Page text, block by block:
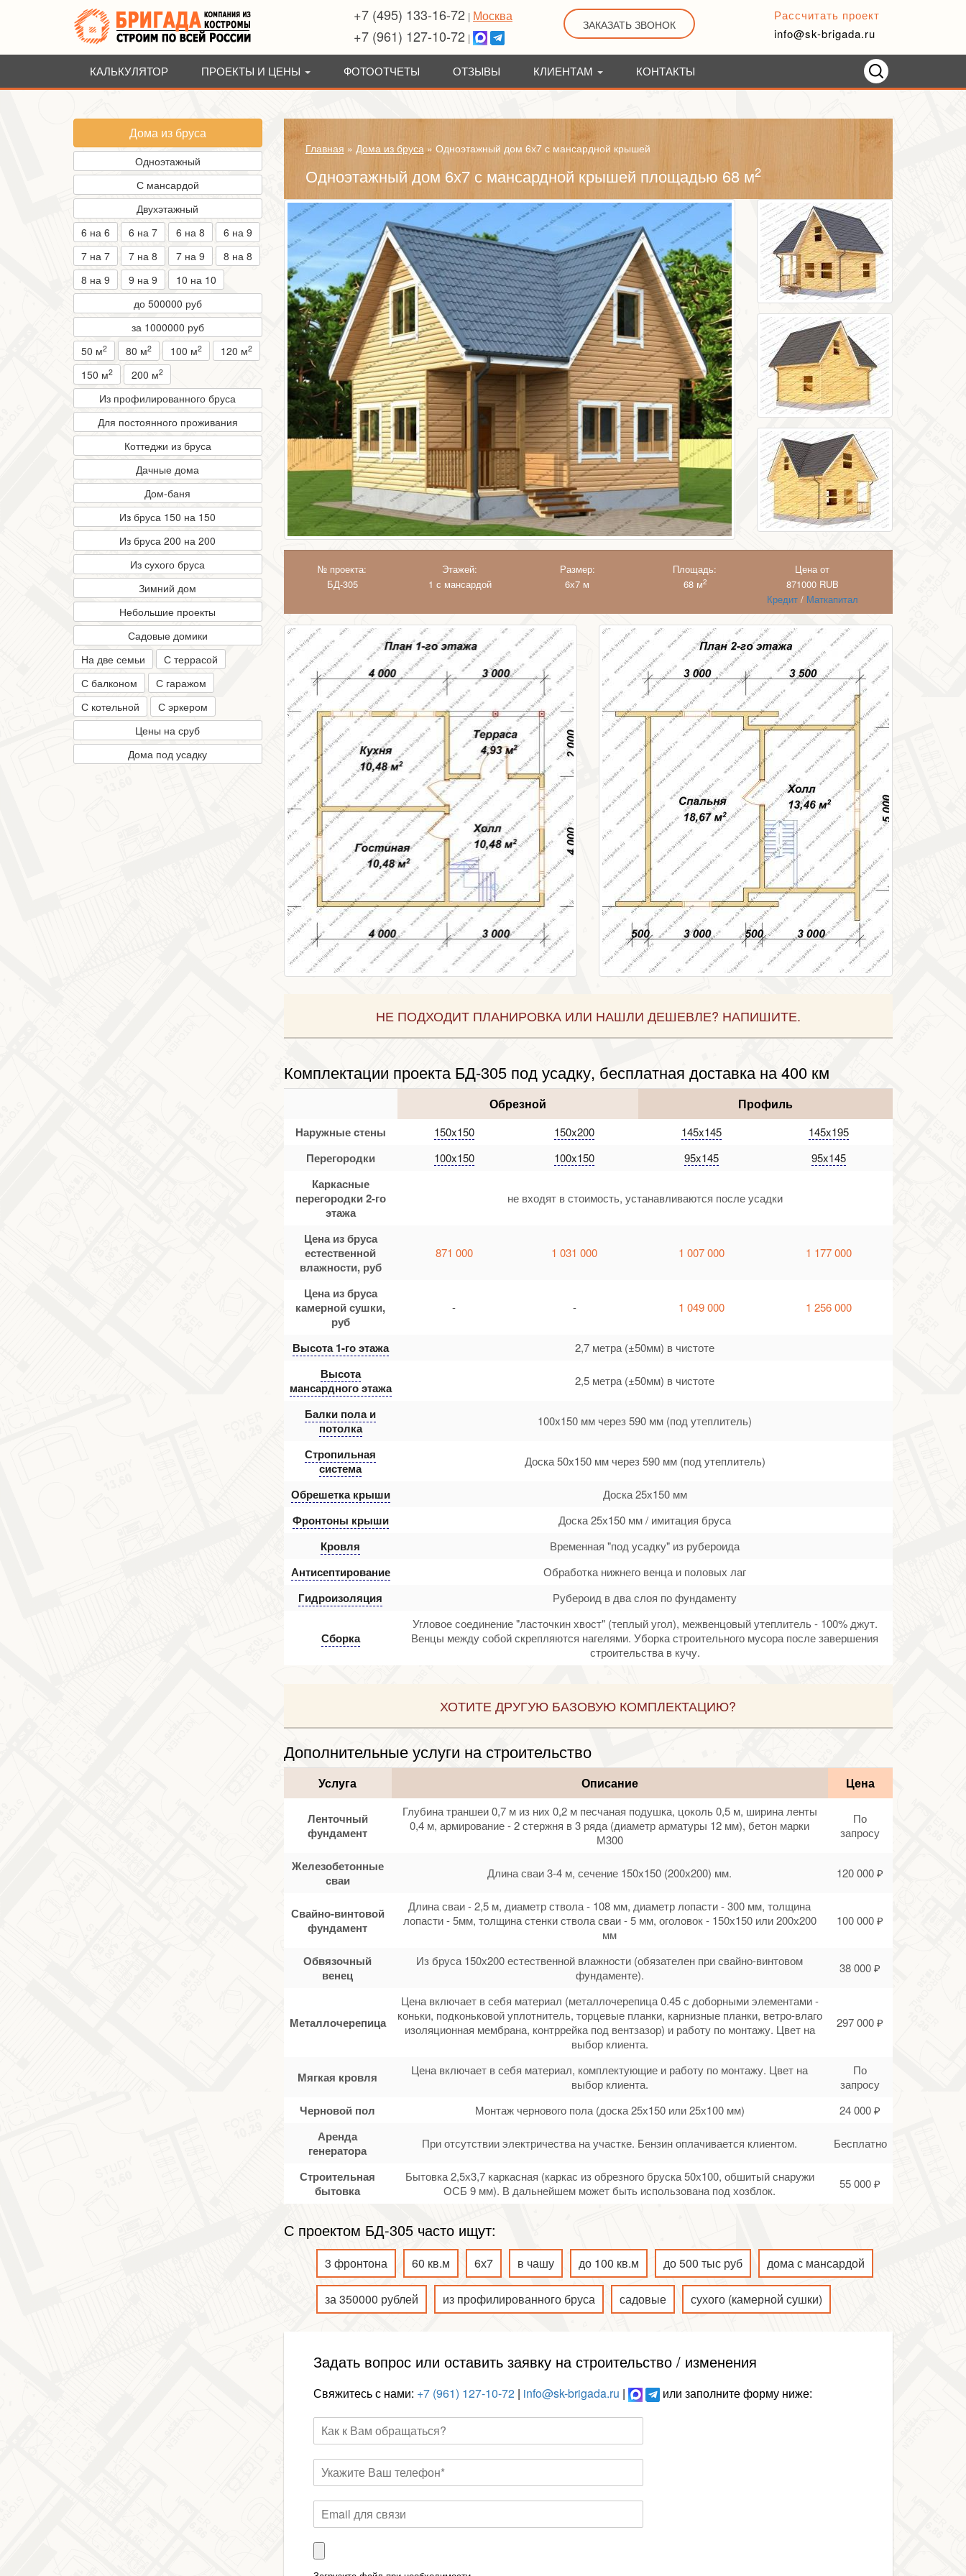
+7 (495) 133-16-72 | Москва
+7 (961) 127-10-72 |
ЗАКАЗАТЬ ЗВОНОК
Рассчитать проект
info@sk-brigada.ru
КАЛЬКУЛЯТОР ПРОЕКТЫ И ЦЕНЫ ФОТООТЧЕТЫ ОТЗЫВЫ КЛИЕНТАМ КОНТАКТЫ
Главная » Дома из бруса» Одноэтажный дом 6х7 с мансардной крышей
Одноэтажный дом 6х7 с мансардной крышей площадью 68 м2
№ проекта:
БД-305
Этажей:
1 с мансардой
Размер:
6х7 м
Площадь:
68 м2
Цена от
871000 RUB
Кредит/ Маткапитал
НЕ ПОДХОДИТ ПЛАНИРОВКА ИЛИ НАШЛИ ДЕШЕВЛЕ? НАПИШИТЕ.
Комплектации проекта БД-305 под усадку, бесплатная доставка на 400 км
Обрезной Профиль
Наружные стены 150x150 150x200 145x145 145x195
Перегородки 100x150 100x150 95x145 95x145
Каркасные
перегородки 2-го
этажа
не входят в стоимость, устанавливаются после усадки
Цена из бруса
естественной
влажности, руб
871 000 1 031 000 1 007 000 1 177 000
Цена из бруса
камерной сушки,
руб
- - 1 049 000 1 256 000
Высота 1-го этажа 2,7 метра (±50мм) в чистоте
Высота
мансардного этажа
2,5 метра (±50мм) в чистоте
Балки пола и
потолка
100х150 мм через 590 мм (под утеплитель)
Стропильная
система
Доска 50х150 мм через 590 мм (под утеплитель)
Обрешетка крыши Доска 25х150 мм
Фронтоны крыши Доска 25х150 мм / имитация бруса
Кровля Временная "под усадку" из рубероида
Антисептирование Обработка нижнего венца и половых лаг
Гидроизоляция Рубероид в два слоя по фундаменту
Сборка
Угловое соединение "ласточкин хвост" (теплый угол), межвенцовый утеплитель - 100% джут.
Венцы между собой скрепляются нагелями. Уборка строительного мусора после завершения
строительства в кучу.
ХОТИТЕ ДРУГУЮ БАЗОВУЮ КОМПЛЕКТАЦИЮ?
Дополнительные услуги на строительство
Услуга Описание Цена
Ленточный
фундамент
Глубина траншеи 0,7 м из них 0,2 м песчаная подушка, цоколь 0,5 м, ширина ленты
0,4 м, армирование - 2 стержня в 3 ряда (диаметр арматуры 12 мм), бетон марки
М300
По
запросу
Железобетонные
сваи
Длина сваи 3-4 м, сечение 150х150 (200х200) мм. 120 000 ₽
Свайно-винтовой
фундамент
Длина сваи - 2,5 м, диаметр ствола - 108 мм, диаметр лопасти - 300 мм, толщина
лопасти - 5мм, толщина стенки ствола сваи - 5 мм, оголовок - 150х150 или 200х200
мм
100 000 ₽
Обвязочный
венец
Из бруса 150х200 естественной влажности (обязателен при свайно-винтовом
фундаменте).
38 000 ₽
Металлочерепица
Цена включает в себя материал (металлочерепица 0.45 с доборными элементами -
коньки, подконьковой уплотнитель, торцевые планки, карнизные планки, ветро-влаго
изоляционная мембрана, контррейка под вентзазор) и работу по монтажу. Цвет на
выбор клиента.
297 000 ₽
Мягкая кровля
Цена включает в себя материал, комплектующие и работу по монтажу. Цвет на
выбор клиента.
По
запросу
Черновой пол Монтаж чернового пола (доска 25х150 или 25х100 мм) 24 000 ₽
Аренда
генератора
При отсутствии электричества на участке. Бензин оплачивается клиентом. Бесплатно
Строительная
бытовка
Бытовка 2,5х3,7 каркасная (каркас из обрезного бруска 50х100, обшитый снаружи
ОСБ 9 мм). В дальнейшем может быть использована под хозблок.
55 000 ₽
С проектом БД-305 часто ищут:
3 фронтона 60 кв.м 6х7 в чашу до 100 кв.м до 500 тыс руб дома с мансардой
за 350000 рублей из профилированного бруса садовые сухого (камерной сушки)
Задать вопрос или оставить заявку на строительство / изменения
Свяжитесь с нами: +7 (961) 127-10-72| info@sk-brigada.ru | или заполните форму ниже:
Дома из бруса
Одноэтажный
С мансардой
Двухэтажный
6 на 6
6 на 7 6 на 8
6 на 9
7 на 7
7 на 8 7 на 9
8 на 8
8 на 9
9 на 9
10 на 10
до 500000 руб
за 1000000 руб
50 м2 80 м2 100 м2 120 м2
150 м2 200 м2
Из профилированного бруса
Для постоянного проживания
Коттеджи из бруса
Дачные дома
Дом-баня
Из бруса 150 на 150
Из бруса 200 на 200
Из сухого бруса
Зимний дом
Небольшие проекты
Садовые домики
На две семьи
С террасой
С балконом
С гаражом
С котельной
С эркером
Цены на сруб
Дома под усадку